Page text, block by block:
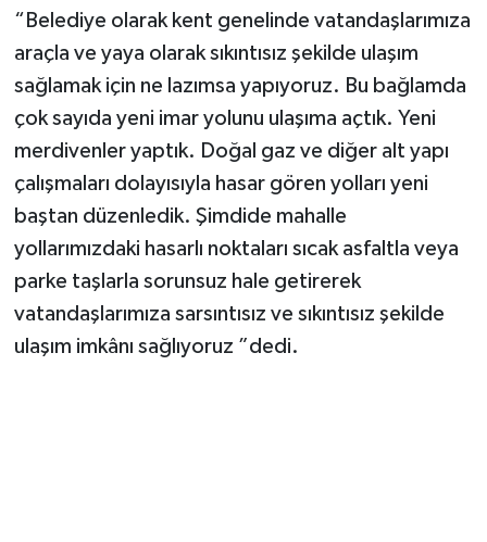
“Belediye olarak kent genelinde vatandaşlarımıza
araçla ve yaya olarak sıkıntısız şekilde ulaşım
sağlamak için ne lazımsa yapıyoruz. Bu bağlamda
çok sayıda yeni imar yolunu ulaşıma açtık. Yeni
merdivenler yaptık. Doğal gaz ve diğer alt yapı
çalışmaları dolayısıyla hasar gören yolları yeni
baştan düzenledik. Şimdide mahalle
yollarımızdaki hasarlı noktaları sıcak asfaltla veya
parke taşlarla sorunsuz hale getirerek
vatandaşlarımıza sarsıntısız ve sıkıntısız şekilde
ulaşım imkânı sağlıyoruz ”dedi.